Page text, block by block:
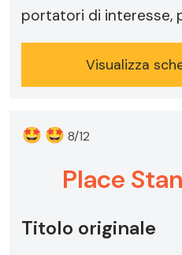
portatori di interesse,
Visualizza
🤩 🤩 8/12
Place
Titolo originale